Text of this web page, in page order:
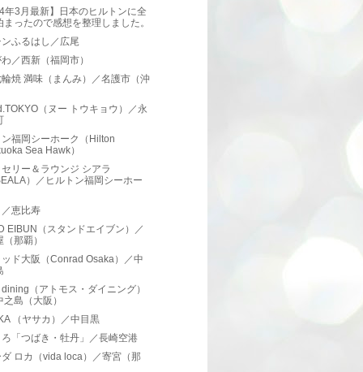
年3月最新】日本のヒルトンに全
まったので感想を整理しました。
ふるはし／広尾
／西新（福岡市）
焼 満味（まんみ）／名護市（沖
（ヌー トウキョウ）／永
福岡シーホーク（Hilton
Sea Hawk）
リー＆ラウンジ シアラ
）／ヒルトン福岡シーホー
恵比寿
EIBUN（スタンドエイブン）／
（那覇）
ド大阪（Conrad Osaka）／中
（アトモス・ダイニング）
之島（大阪）
（ヤサカ）／中目黒
「つばき・牡丹」／長崎空港
ロカ（vida loca）／寄宮（那